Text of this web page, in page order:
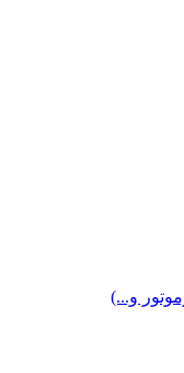
و...)